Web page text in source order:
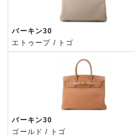
バーキン30
エトゥープ / トゴ
バーキン30
ゴールド / トゴ